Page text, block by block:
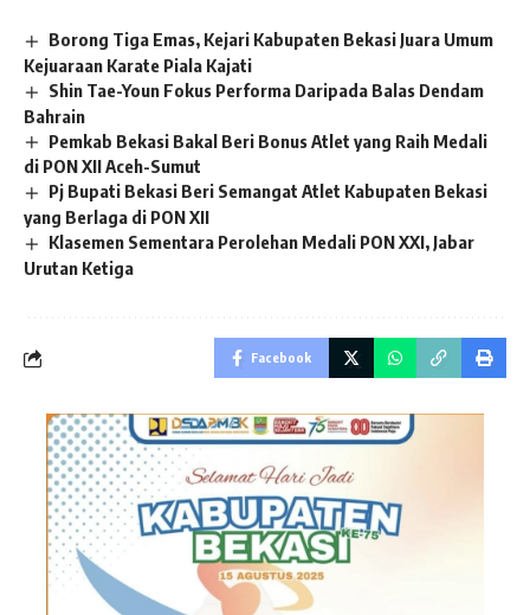
Borong Tiga Emas, Kejari Kabupaten Bekasi Juara Umum
Kejuaraan Karate Piala Kajati
Shin Tae-Youn Fokus Performa Daripada Balas Dendam
Bahrain
Pemkab Bekasi Bakal Beri Bonus Atlet yang Raih Medali
di PON XII Aceh-Sumut
Pj Bupati Bekasi Beri Semangat Atlet Kabupaten Bekasi
yang Berlaga di PON XII
Klasemen Sementara Perolehan Medali PON XXI, Jabar
Urutan Ketiga
Facebook